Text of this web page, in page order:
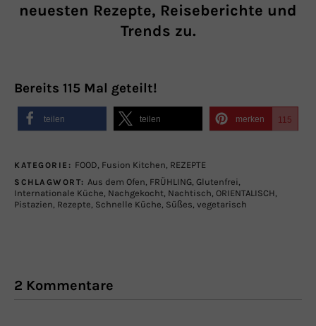
neuesten Rezepte, Reiseberichte und
Trends zu.
Bereits 115 Mal geteilt!
teilen teilen merken 115
KATEGORIE: FOOD Fusion Kitchen REZEPTE
SCHLAGWORT: Aus dem Ofen FRÜHLING Glutenfrei
Internationale Küche Nachgekocht Nachtisch ORIENTALISCH
Pistazien Rezepte Schnelle Küche Süßes vegetarisch
2 Kommentare